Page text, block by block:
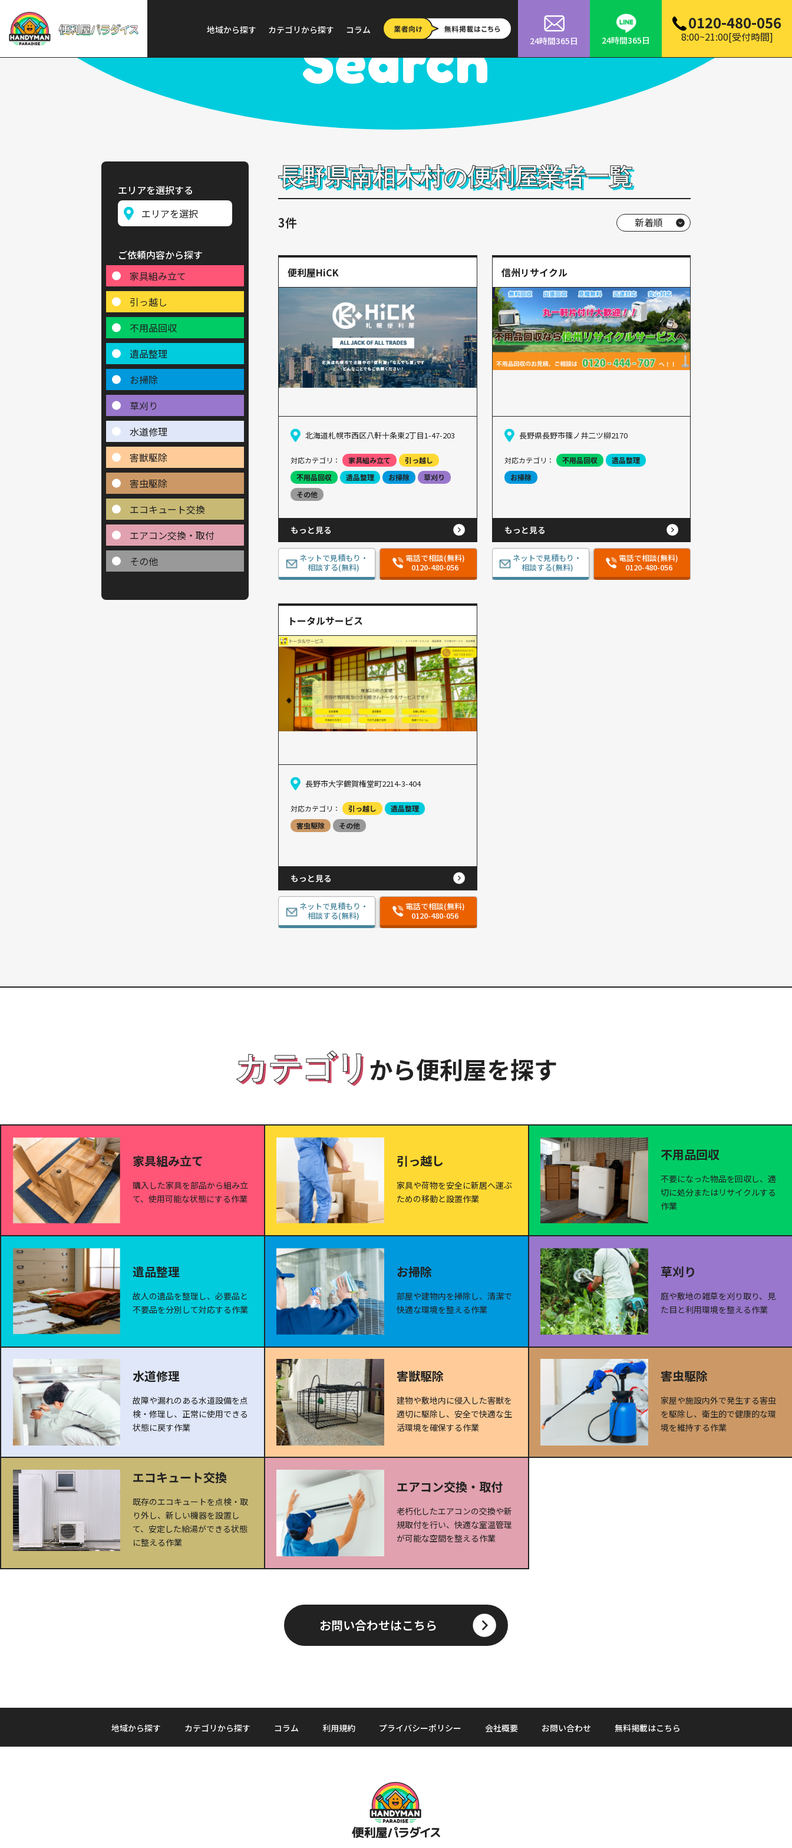
地域から探す カテゴリから探す
コラム
24時間365日
24時間365日
0120-480-056
8:00~21:00[受付時間]
Search
長野県南相木村の便利屋業者一覧
3件
便利屋HiCK
北海道札幌市西区八軒十条東2丁目1-47-203
対応カテゴリ： 家具組み立て
引っ越し
不用品回収
遺品整理 お掃除
草刈り
その他
もっと見る
ネットで見積もり・
相談する(無料)
電話で相談(無料)
0120-480-056
信州リサイクル
長野県長野市篠ノ井二ツ柳2170
対応カテゴリ： 不用品回収
遺品整理
お掃除
もっと見る
ネットで見積もり・
相談する(無料)
電話で相談(無料)
0120-480-056
トータルサービス
長野市大字鶴賀権堂町2214-3-404
対応カテゴリ： 引っ越し
遺品整理
害虫駆除
その他
もっと見る
ネットで見積もり・
相談する(無料)
電話で相談(無料)
0120-480-056
エリアを選択する
ご依頼内容から探す
家具組み立て
引っ越し
不用品回収
遺品整理
お掃除
草刈り
水道修理
害獣駆除
害虫駆除
エコキュート交換
エアコン交換・取付
その他
カテゴリから便利屋を探す
家具組み立て
購入した家具を部品から組み立
て、使用可能な状態にする作業
引っ越し
家具や荷物を安全に新居へ運ぶ
ための移動と設置作業
不用品回収
不要になった物品を回収し、適
切に処分またはリサイクルする
作業
遺品整理
故人の遺品を整理し、必要品と
不要品を分別して対応する作業
お掃除
部屋や建物内を掃除し、清潔で
快適な環境を整える作業
草刈り
庭や敷地の雑草を刈り取り、見
た目と利用環境を整える作業
水道修理
故障や漏れのある水道設備を点
検・修理し、正常に使用できる
状態に戻す作業
害獣駆除
建物や敷地内に侵入した害獣を
適切に駆除し、安全で快適な生
活環境を確保する作業
害虫駆除
家屋や施設内外で発生する害虫
を駆除し、衛生的で健康的な環
境を維持する作業
エコキュート交換
既存のエコキュートを点検・取
り外し、新しい機器を設置し
て、安定した給湯ができる状態
に整える作業
エアコン交換・取付
老朽化したエアコンの交換や新
規取付を行い、快適な室温管理
が可能な空間を整える作業
お問い合わせはこちら
地域から探す カテゴリから探す コラム 利用規約 プライバシーポリシー 会社概要 お問い合わせ 無料掲載はこちら